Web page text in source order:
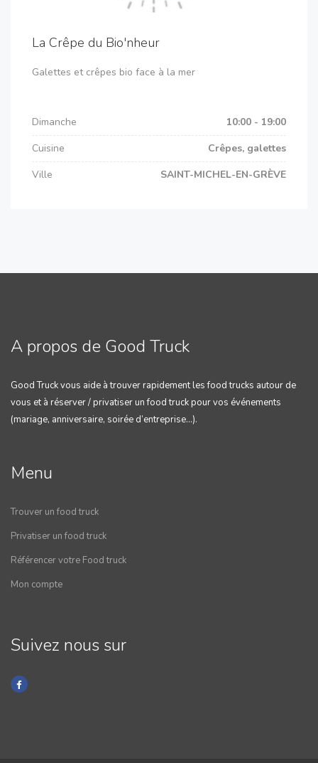
La Crêpe du Bio'nheur
Galettes et crêpes bio face à la mer
Dimanche
10:00 - 19:00
Cuisine
Crêpes, galettes
Ville
SAINT-MICHEL-EN-GRÈVE
A propos de Good Truck
Good Truck vous aide à trouver rapidement les food trucks autour de
vous et à réserver / privatiser un food truck pour vos événements
(mariage, anniversaire, soirée d’entreprise…).
Menu
Trouver un food truck
Privatiser un food truck
Référencer votre Food truck
Mon compte
Suivez nous sur